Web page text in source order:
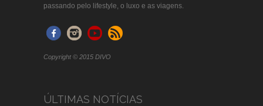
passando pelo lifestyle, o luxo e as viagens.
Copyright © 2015 DIVO
ÚLTIMAS NOTÍCIAS